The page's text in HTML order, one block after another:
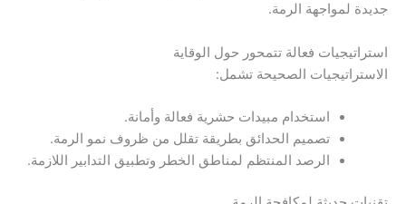
جديدة لمواجهة الرمة.
استراتيجيات فعالة تتمحور حول الوقاية
الاستراتيجيات الصحيحة تشمل:
استخدام مبيدات حشرية فعالة وأمانة.
تصميم الحدائق بطريقة تقلل من ظروف نمو الرمة.
الرصد المنتظم لمناطق الخطر وتطبيق التدابير اللازمة.